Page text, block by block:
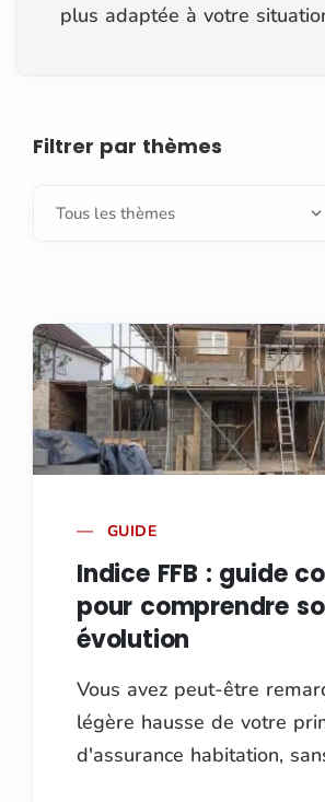
plus adaptée à votre
Filtrer par thèmes
GUIDE
Indice FFB : guide
pour comprendre
évolution
Vous avez peut-être
légère hausse de votre
d'assurance habitation,